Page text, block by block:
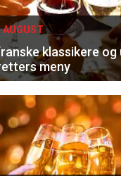
AUGUST
klassikere og
meny